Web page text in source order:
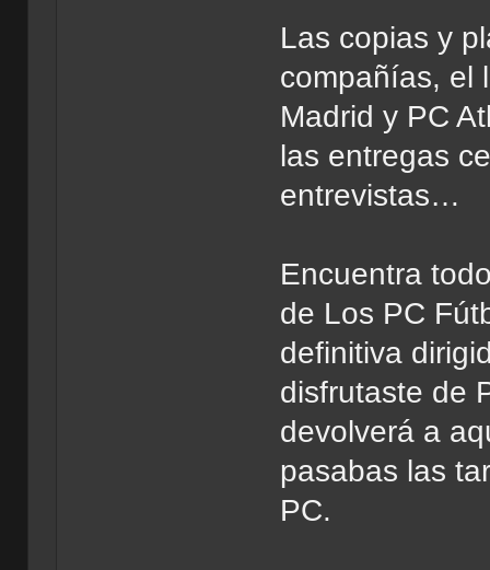
Las copias y
compañías, el
Madrid y PC
las entregas
entrevistas…
Encuentra
de Los PC
definitiva
disfrutaste de
devolverá a
pasabas las
PC.